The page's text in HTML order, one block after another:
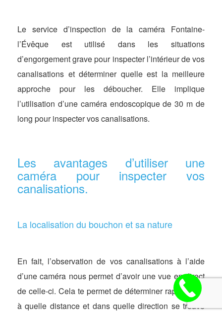
Le service d’inspection de la caméra Fontaine-
l’Évêque est utilisé dans les situations
d’engorgement grave pour inspecter l’intérieur de vos
canalisations et déterminer quelle est la meilleure
approche pour les déboucher. Elle implique
l’utilisation d’une caméra endoscopique de 30 m de
long pour inspecter vos canalisations.
Les avantages d’utiliser une
caméra pour inspecter vos
canalisations.
La localisation du bouchon et sa nature
En fait, l’observation de vos canalisations à l’aide
d’une caméra nous permet d’avoir une vue en direct
de celle-ci. Cela te permet de déterminer rapidement
à quelle distance et dans quelle direction se trouve